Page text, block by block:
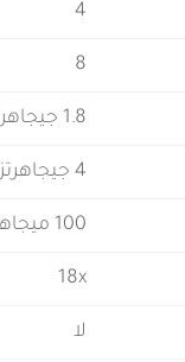
4
8
1.8 جيجاهرتز
4 جيجاهرتز
100 ميجاهيرتز
18x
لا